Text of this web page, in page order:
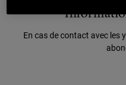
En cas de contact avec les